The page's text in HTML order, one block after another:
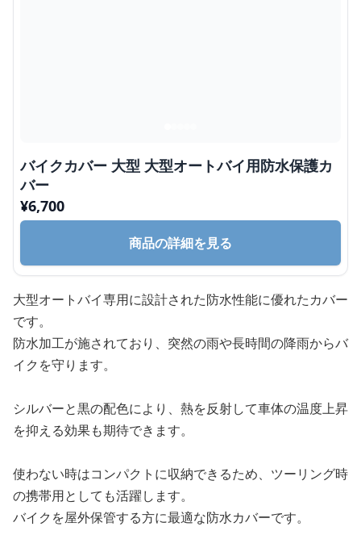
バイクカバー 大型 大型オートバイ用防水保護カ
バー
¥6,700
商品の詳細を見る
大型オートバイ専用に設計された防水性能に優れたカバー
です。
防水加工が施されており、突然の雨や長時間の降雨からバ
イクを守ります。
シルバーと黒の配色により、熱を反射して車体の温度上昇
を抑える効果も期待できます。
使わない時はコンパクトに収納できるため、ツーリング時
の携帯用としても活躍します。
バイクを屋外保管する方に最適な防水カバーです。